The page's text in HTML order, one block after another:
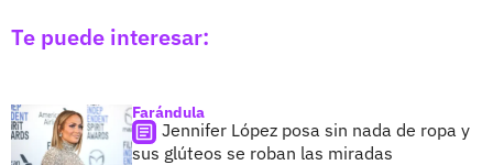
Te puede interesar:
Farándula
Jennifer López posa sin nada de ropa y
sus glúteos se roban las miradas